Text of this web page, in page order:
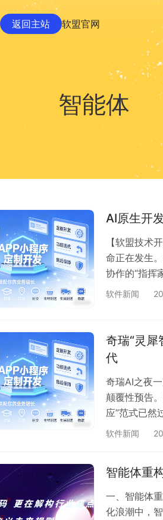
返回主站 软盟官网
智能体
AI原生开
【软盟技术
命正在发生
协作的“指挥
审阅方案到
软件新闻
奇瑞“灵
代
奇瑞AI之夜
颠覆性预告
应”范式已然
革，如何从
软件新闻
智能体重
一、智能体
化浪潮中，